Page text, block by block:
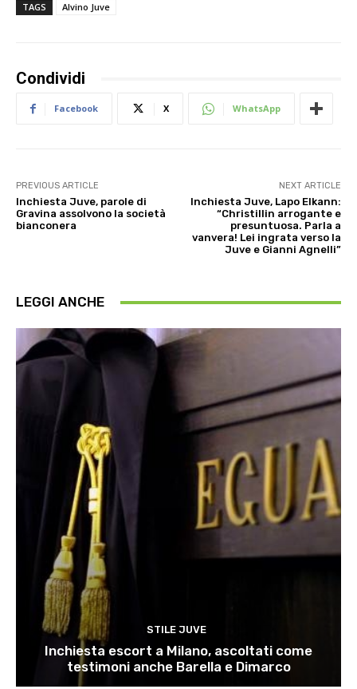
TAGS Alvino Juve
Condividi
Facebook X WhatsApp
PREVIOUS ARTICLE
Inchiesta Juve, parole di
Gravina assolvono la società
bianconera
NEXT ARTICLE
Inchiesta Juve, Lapo Elkann:
“Christillin arrogante e
presuntuosa. Parla a
vanvera! Lei ingrata verso la
Juve e Gianni Agnelli”
LEGGI ANCHE
STILE JUVE
Inchiesta escort a Milano, ascoltati come
testimoni anche Barella e Dimarco